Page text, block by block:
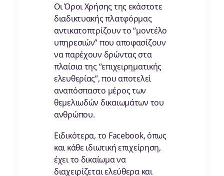
Οι Όροι Χρήσης της εκάστοτε
διαδικτυακής πλατφόρμας
αντικατοπτρίζουν το “μοντέλο
υπηρεσιών” που αποφασίζουν
να παρέχουν δρώντας στα
πλαίσια της “επιχειρηματικής
ελευθερίας”, που αποτελεί
αναπόσπαστο μέρος των
θεμελιωδών δικαιωμάτων του
ανθρώπου.
Ειδικότερα, το Facebook, όπως
και κάθε ιδιωτική επιχείρηση,
έχει το δικαίωμα να
διαχειρίζεται ελεύθερα και